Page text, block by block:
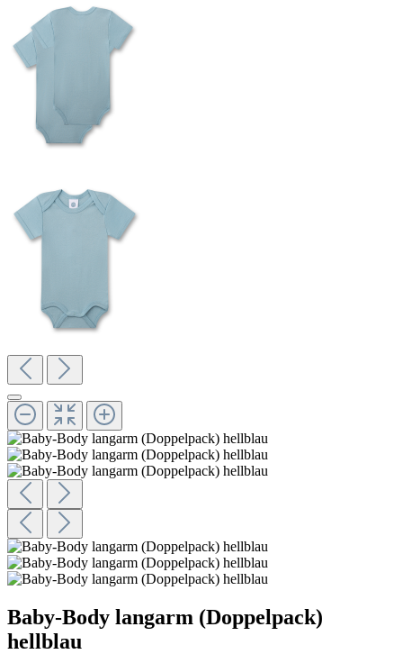
Baby-Body langarm (Doppelpack)
hellblau